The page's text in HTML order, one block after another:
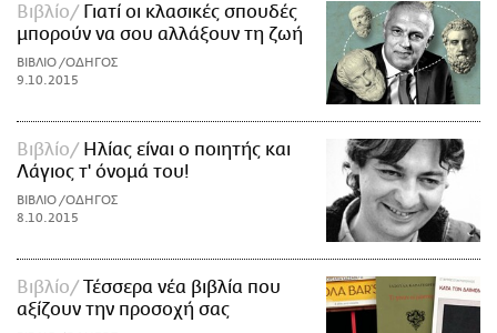
Βιβλίο
Γιατί οι κλασικές σπουδές
μπορούν να σου αλλάξουν τη ζωή
ΒΙΒΛΙΟ /ΟΔΗΓΟΣ
9.10.2015
Βιβλίο
Ηλίας είναι ο ποιητής και
Λάγιος τ' όνομά του!
ΒΙΒΛΙΟ /ΟΔΗΓΟΣ
8.10.2015
Βιβλίο
Τέσσερα νέα βιβλία που
αξίζουν την προσοχή σας